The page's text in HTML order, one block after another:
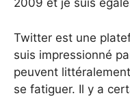
2009 et je suis
Twitter est une
suis impressionné
peuvent
se fatiguer. Il y a